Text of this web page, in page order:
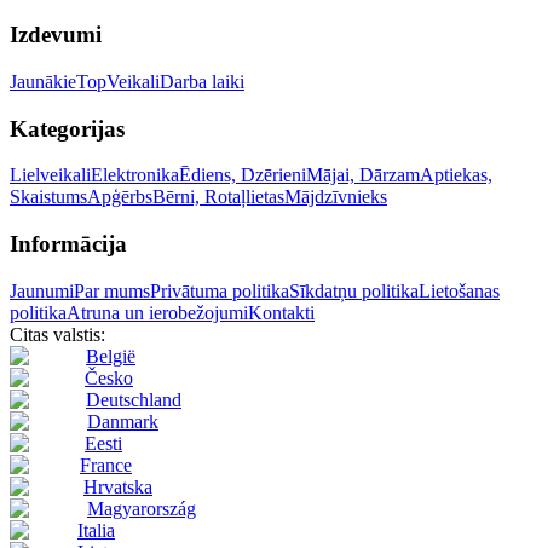
Izdevumi
JaunākieTopVeikaliDarba laiki
Kategorijas
LielveikaliElektronikaĒdiens, DzērieniMājai, DārzamAptiekas,
SkaistumsApģērbsBērni, RotaļlietasMājdzīvnieks
Informācija
JaunumiPar mumsPrivātuma politikaSīkdatņu politikaLietošanas
politikaAtruna un ierobežojumiKontakti
Citas valstis:
België
Česko
Deutschland
Danmark
Eesti
France
Hrvatska
Magyarország
Italia